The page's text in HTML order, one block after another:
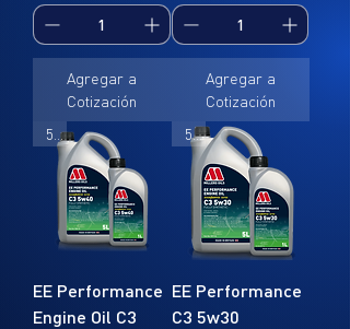
Agregar a
Cotización
Agregar a
Cotización
5L
EE Performance
Engine Oil C3
5L
EE Performance
C3 5w30